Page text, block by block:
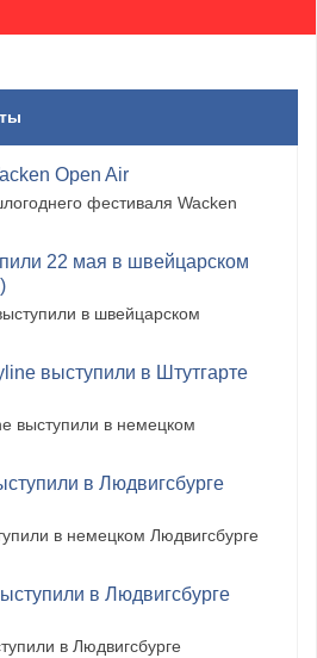
Open Air
фестиваля Wacken
22 мая в швейцарском
в швейцарском
выступили в Штутгарте
выступили в немецком
в Людвигсбурге
в немецком Людвигсбурге
в Людвигсбурге
в Людвигсбурге